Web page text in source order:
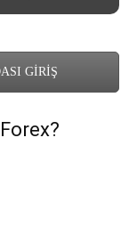
GİRİŞ